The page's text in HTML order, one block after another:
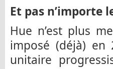
Et pas n’importe
Hue n’est plus
imposé (déjà) en
unitaire